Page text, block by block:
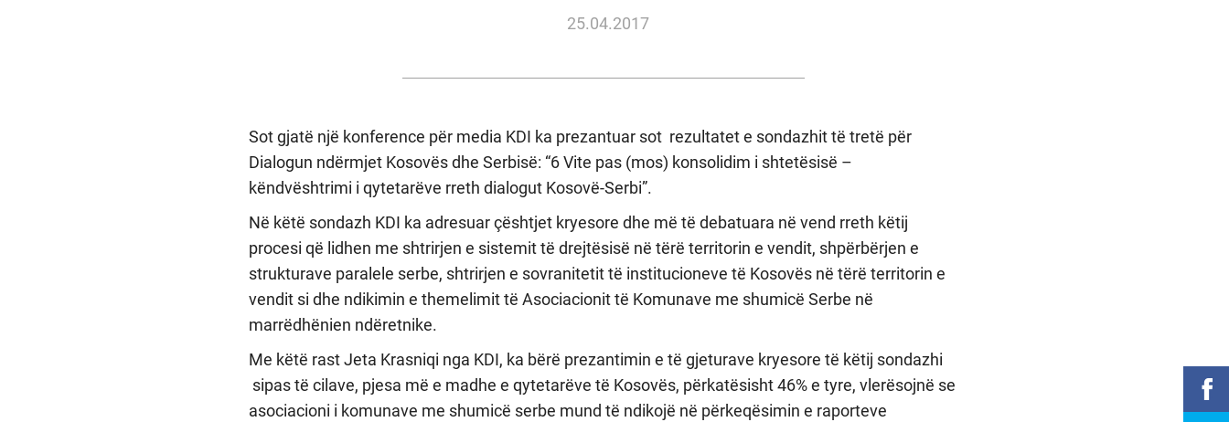
25.04.2017
Sot gjatë një konference për media KDI ka prezantuar sot rezultatet e sondazhit të tretë për
Dialogun ndërmjet Kosovës dhe Serbisë: “6 Vite pas (mos) konsolidim i shtetësisë –
këndvështrimi i qytetarëve rreth dialogut Kosovë-Serbi”.
Në këtë sondazh KDI ka adresuar çështjet kryesore dhe më të debatuara në vend rreth këtij
procesi që lidhen me shtrirjen e sistemit të drejtësisë në tërë territorin e vendit, shpërbërjen e
strukturave paralele serbe, shtrirjen e sovranitetit të institucioneve të Kosovës në tërë territorin e
vendit si dhe ndikimin e themelimit të Asociacionit të Komunave me shumicë Serbe në
marrëdhënien ndëretnike.
Me këtë rast Jeta Krasniqi nga KDI, ka bërë prezantimin e të gjeturave kryesore të këtij sondazhi
sipas të cilave, pjesa më e madhe e qytetarëve të Kosovës, përkatësisht 46% e tyre, vlerësojnë se
asociacioni i komunave me shumicë serbe mund të ndikojë në përkeqësimin e raporteve